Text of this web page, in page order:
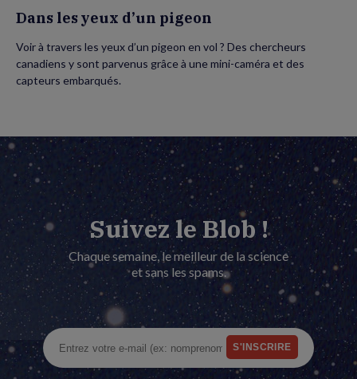
Dans les yeux d’un pigeon
Voir à travers les yeux d’un pigeon en vol ? Des chercheurs
canadiens y sont parvenus grâce à une mini-caméra et des
capteurs embarqués.
Suivez le Blob !
Chaque semaine, le meilleur de la science
et sans les spams.